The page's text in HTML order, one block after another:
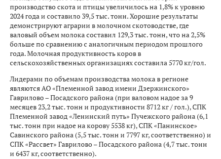
производство скота и птицы увеличилось на 1,8% к уровню
2024 года и составило 39,5 тыс. тонн. Хорошие результаты
демонстрируют аграрии в молочном скотоводстве, где
валовый объем молока составил 129,3 тыс. тонн, что на 2,5%
больше по сравнению с аналогичным периодом прошлого
года. Молочная продуктивность коров в
сельскохозяйственных организациях составила 5770 кг/гол.
Лидерами по объемам производства молока в регионе
являются АО «Племенной завод имени Дзержинского»
Гаврилово – Посадского района (при валовом надое за 9
месяцев 23,2 тыс. тонн и продуктивности 8712 кг / гол.), СПК
Племенной завод «Ленинский путь» Пучежского района (6,1
тыс. тонн при надое на корову 5538 кг), СПК «Панинское»
Савинского района (5,5 тыс. тонн и 7797 кг, соответственно) и
СПК «Рассвет» Гаврилово – Посадского района (4,7 тыс. тонн
и 6437 кг, соответственно).